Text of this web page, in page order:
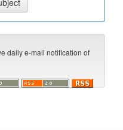
daily e-mail notification of